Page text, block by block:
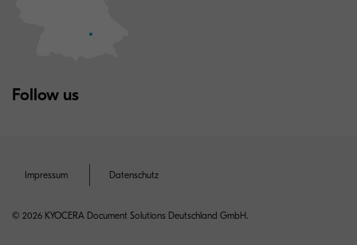
Follow us
Impressum Datenschutz
© 2026 KYOCERA Document Solutions Deutschland GmbH.